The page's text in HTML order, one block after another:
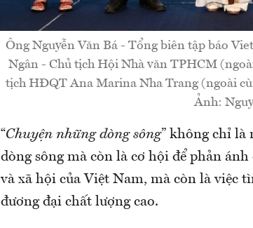
Ông Nguyễn Văn Bá - Tổng biên tập báo
Ngân - Chủ tịch Hội Nhà văn TPHCM
tịch HĐQT Ana Marina Nha Trang (ngoài
Ảnh:
“Chuyện những dòng sông” không chỉ là
dòng sông mà còn là cơ hội để phản
và xã hội của Việt Nam, mà còn là việc
đương đại chất lượng cao.